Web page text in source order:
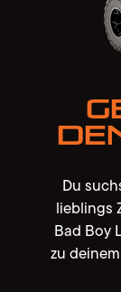
Du
lieblings
Bad Boy
zu